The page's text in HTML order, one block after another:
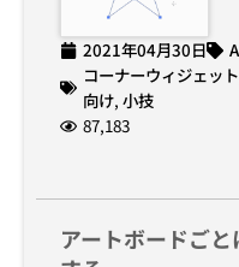
2021年04月30日
コーナーウィジェット
向け, 小技
87,183
アートボードご